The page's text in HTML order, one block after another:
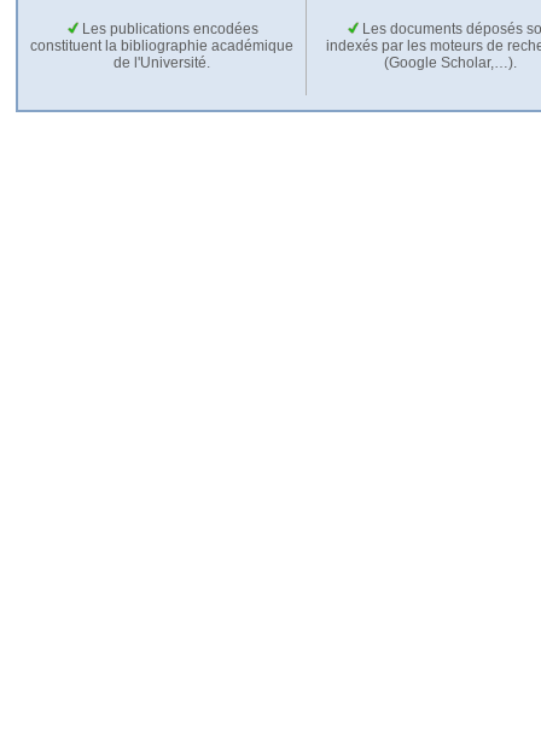
Les publications encodées
constituent la bibliographie académique
de l'Université.
Les documents déposés
indexés par les moteurs de
(Google Scholar,…).